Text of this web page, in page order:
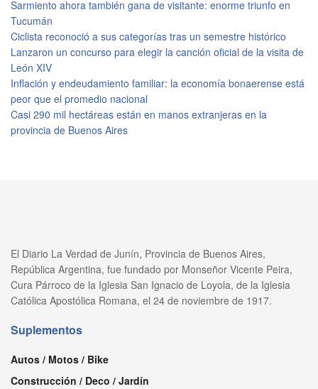
Sarmiento ahora también gana de visitante: enorme triunfo en
Tucumán
Ciclista reconoció a sus categorías tras un semestre histórico
Lanzaron un concurso para elegir la canción oficial de la visita de
León XIV
Inflación y endeudamiento familiar: la economía bonaerense está
peor que el promedio nacional
Casi 290 mil hectáreas están en manos extranjeras en la
provincia de Buenos Aires
El Diario La Verdad de Junín, Provincia de Buenos Aires,
República Argentina, fue fundado por Monseñor Vicente Peira,
Cura Párroco de la Iglesia San Ignacio de Loyola, de la Iglesia
Católica Apostólica Romana, el 24 de noviembre de 1917.
Suplementos
Autos / Motos / Bike
Construcción / Deco / Jardín